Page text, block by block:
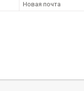
Новая почта